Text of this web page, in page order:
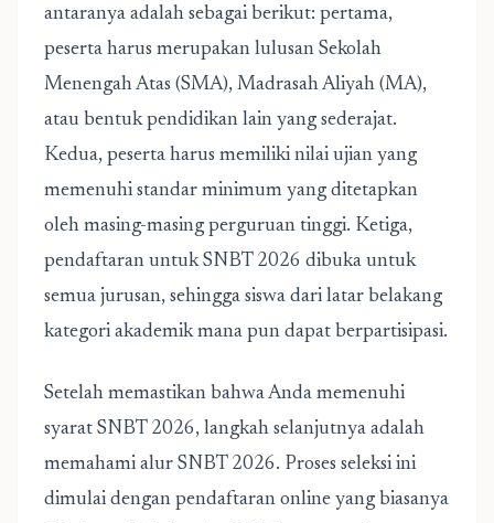
antaranya adalah sebagai berikut: pertama,
peserta harus merupakan lulusan Sekolah
Menengah Atas (SMA), Madrasah Aliyah (MA),
atau bentuk pendidikan lain yang sederajat.
Kedua, peserta harus memiliki nilai ujian yang
memenuhi standar minimum yang ditetapkan
oleh masing-masing perguruan tinggi. Ketiga,
pendaftaran untuk SNBT 2026 dibuka untuk
semua jurusan, sehingga siswa dari latar belakang
kategori akademik mana pun dapat berpartisipasi.
Setelah memastikan bahwa Anda memenuhi
syarat SNBT 2026, langkah selanjutnya adalah
memahami alur SNBT 2026. Proses seleksi ini
dimulai dengan pendaftaran online yang biasanya